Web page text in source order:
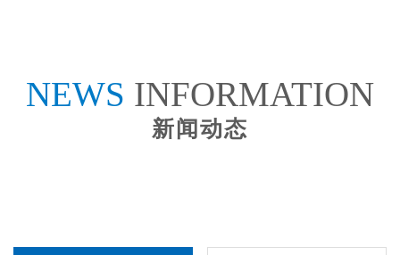
NEWS INFORMATION
新闻动态